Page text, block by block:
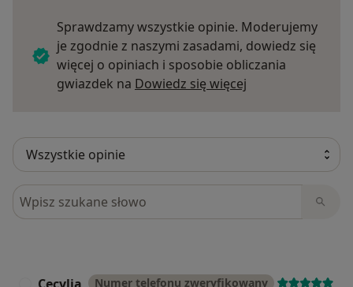
Sprawdzamy wszystkie opinie. Moderujemy
je zgodnie z naszymi zasadami, dowiedz się
więcej o opiniach i sposobie obliczania
gwiazdek na Dowiedz się więcej
Szukaj w opiniach
Numer telefonu zweryfikowany